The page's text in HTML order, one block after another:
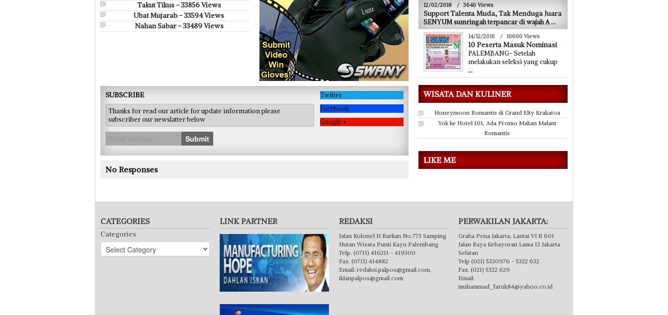
Takut Tikus - 33856 Views
Ubat Mujarab - 33594 Views
Nahan Sabar - 33489 Views
SUBSCRIBE
Thanks for read our article for update information please
subscriber our newslatter below
Submit
Twitter
Facebook
Google +
No Responses
12/02/2018 / 3640 Views
Support Talenta Muda, Tak Menduga Juara
SENYUM sumringah terpancar di wajah A...
14/12/2016 / 10600 Views
10 Peserta Masuk Nominasi
PALEMBANG- Setelah
melakukan seleksi yang cukup
...
WISATA DAN KULINER
Honeymoon Romantis di Grand Elty Krakatoa
Yok ke Hotel 101, Ada Promo Makan Malam
Romantis
LIKE ME
CATEGORIES
Categories
LINK PARTNER REDAKSI
Jalan Kolonel H Barlian No.773 Samping
Hutan Wisata Punti Kayu Palembang
Telp. (0711) 416211 - 419300
Fax. (0711) 414882
Email: redaksi.palpos@gmail.com,
iklanpalpos@gmail.com
PERWAKILAN JAKARTA:
Graha Pena Jakarta, Lantai VI R 601
Jalan Raya Kebayoran Lama 12 Jakarta
Selatan
Telp (021) 5330976 - 5322 632
Fax. (021) 5322 629
Email:
muhammad_faruk84@yahoo.co.id